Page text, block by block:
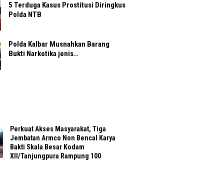
5 Terduga Kasus Prostitusi Diringkus
Polda NTB
Polda Kalbar Musnahkan Barang
Bukti Narkotika jenis…
Perkuat Akses Masyarakat, Tiga
Jembatan Armco Non Bencal Karya
Bakti Skala Besar Kodam
XII/Tanjungpura Rampung 100